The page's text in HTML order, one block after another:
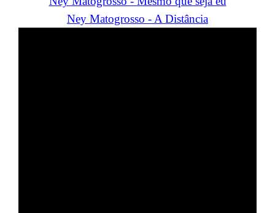
Ney Matogrosso - A Distância